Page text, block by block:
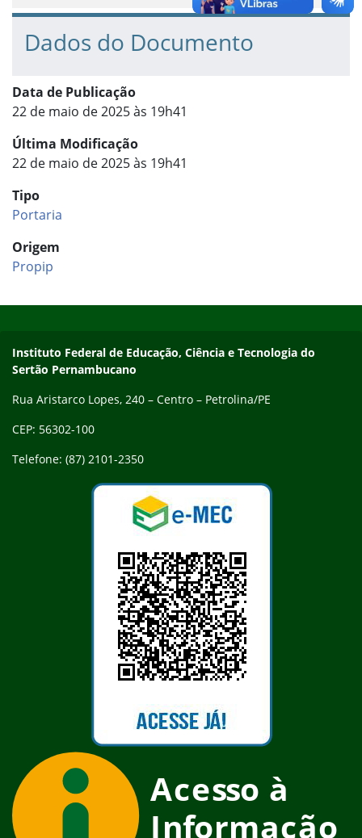
Dados do Documento
Data de Publicação
22 de maio de 2025 às 19h41
Última Modificação
22 de maio de 2025 às 19h41
Tipo
Portaria
Origem
Propip
Endereço
Instituto Federal de Educação, Ciência e Tecnologia do
Sertão Pernambucano
Rua Aristarco Lopes, 240 – Centro – Petrolina/PE
CEP: 56302-100
Telefone: (87) 2101-2350